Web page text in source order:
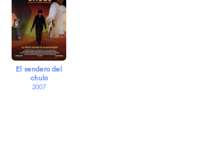
El sendero del
chulo
2007